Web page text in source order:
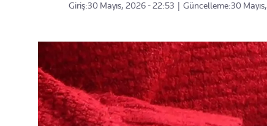
Giriş:30 Mayıs, 2026 - 22:53 Güncelleme:30